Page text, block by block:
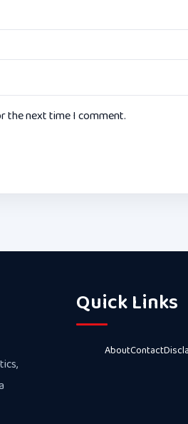
the next time I comment.
Quick Links
AboutContact